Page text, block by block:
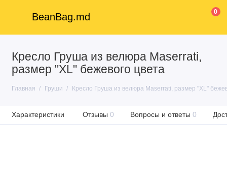
BeanBag.md 0
Кресло Груша из велюра Maserrati,
размер "XL" бежевого цвета
Главная Груши Кресло Груша из велюра Maserrati, размер "XL"
Характеристики Отзывы 0 Вопросы и ответы 0